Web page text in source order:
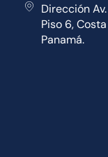
Dirección
Piso 6,
Panamá.